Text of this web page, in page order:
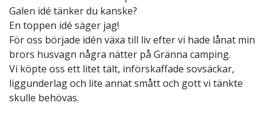
Galen idé tänker du kanske?
En toppen idé säger jag!
För oss började idén växa till liv efter vi hade lånat min
brors husvagn några nätter på Gränna camping.
Vi köpte oss ett litet tält, införskaffade sovsäckar,
liggunderlag och lite annat smått och gott vi tänkte
skulle behövas.